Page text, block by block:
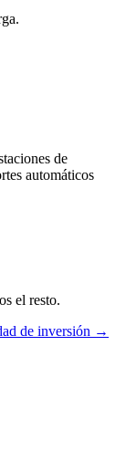
de
automáticos
el resto.
de inversión →